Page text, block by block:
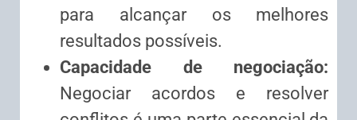
para alcançar os melhores
resultados possíveis.
Capacidade de negociação:
Negociar acordos e resolver